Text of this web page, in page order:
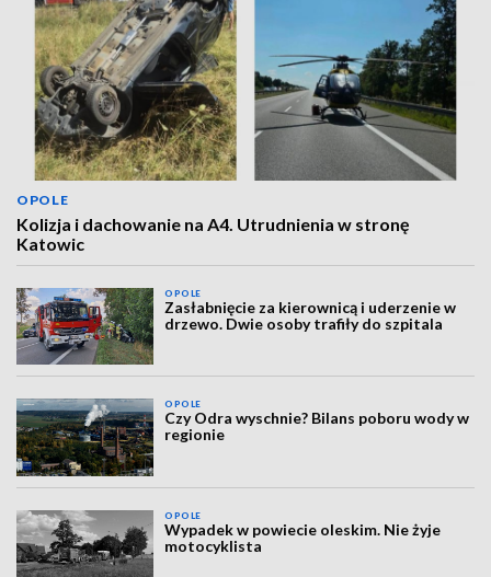
OPOLE
Kolizja i dachowanie na A4. Utrudnienia w stronę
Katowic
OPOLE
Zasłabnięcie za kierownicą i uderzenie w
drzewo. Dwie osoby trafiły do szpitala
OPOLE
Czy Odra wyschnie? Bilans poboru wody w
regionie
OPOLE
Wypadek w powiecie oleskim. Nie żyje
motocyklista